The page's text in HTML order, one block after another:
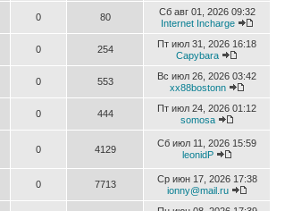
0 80
Сб авг 01, 2026 09:32
Internet Incharge
0 254
Пт июл 31, 2026 16:18
Capybara
0 553
Вс июл 26, 2026 03:42
xx88bostonn
0 444
Пт июл 24, 2026 01:12
somosa
0 4129
Сб июл 11, 2026 15:59
leonidP
0 7713
Ср июн 17, 2026 17:38
ionny@mail.ru